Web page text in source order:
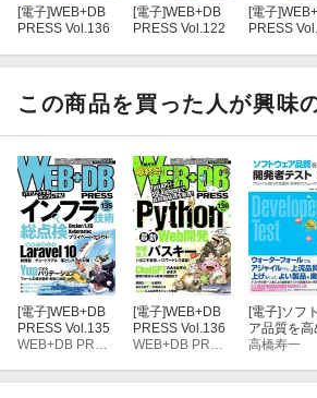
[電子]WEB+DB
PRESS Vol.136
[電子]WEB+DB
PRESS Vol.122
[電子]
PRESS
この商品を買った人が興味
[電子]WEB+DB
PRESS Vol.135
WEB+DB PRESS編集部編
[電子]WEB+DB
PRESS Vol.136
WEB+DB PRESS編集部編
[電子]ソフ
ア品質を高
開発者テス
高橋寿一